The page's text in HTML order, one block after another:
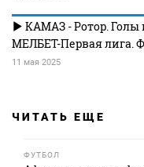
КАМАЗ - Ротор.
МЕЛБЕТ-Первая лига.
11 мая 2025
ЧИТАТЬ ЕЩЕ
ФУТБОЛ